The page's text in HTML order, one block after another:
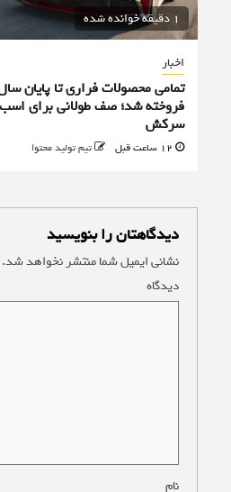
1 دقیقه خوانده شده
اخبار
فروخته شد؛ صف طولانی برای اسب
سرکش
تیم تولید محتوا
دیدگاهتان را بنویسید
نشانی ایمیل شما منتشر نخواهد شد.
دیدگاه
نام